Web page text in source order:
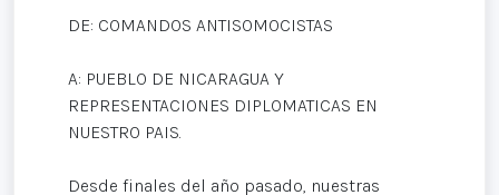
DE: COMANDOS ANTISOMOCISTAS
A: PUEBLO DE NICARAGUA Y
REPRESENTACIONES DIPLOMATICAS EN
NUESTRO PAIS.
Desde finales del año pasado, nuestras